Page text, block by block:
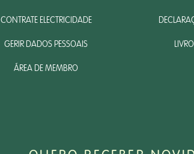
CONTRATE ELECTRICIDADE
GERIR DADOS PESSOAIS
ÁREA DE MEMBRO